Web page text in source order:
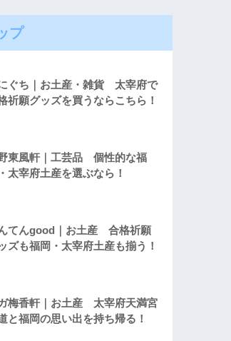
プ
ぐち｜お土産・雑貨 太宰府で
祈願グッズを買うならこちら！
東風軒｜工芸品 個性的な福
太宰府土産を選ぶなら！
てんgood｜お土産 合格祈願
ズも福岡・太宰府土産も揃う！
梅香軒｜お土産 太宰府天満宮
と福岡の思い出を持ち帰る！